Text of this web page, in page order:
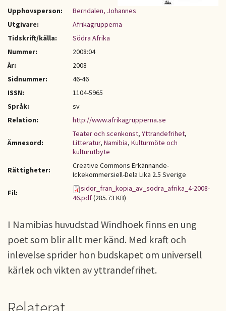
Upphovsperson:
Berndalen, Johannes
Utgivare:
Afrikagrupperna
Tidskrift/källa:
Södra Afrika
Nummer:
2008:04
År:
2008
Sidnummer:
46-46
ISSN:
1104-5965
Språk:
sv
Relation:
http://www.afrikagrupperna.se
Ämnesord:
Teater och scenkonst, Yttrandefrihet,
Litteratur, Namibia, Kulturmöte och
kulturutbyte
Rättigheter:
Creative Commons Erkännande-
Ickekommersiell-Dela Lika 2.5 Sverige
Fil:
sidor_fran_kopia_av_sodra_afrika_4-2008-
46.pdf(285.73 KB)
I Namibias huvudstad Windhoek finns en ung
poet som blir allt mer känd. Med kraft och
inlevelse sprider hon budskapet om universell
kärlek och vikten av yttrandefrihet.